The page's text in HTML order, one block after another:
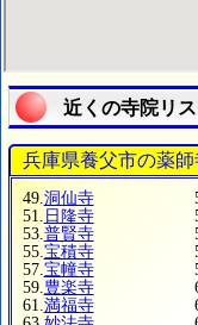
近くの寺院リス
兵庫県養父市の薬
49. 洞仙寺
51.
日隆寺
53. 普賢寺
55. 宝積寺
57. 宝幢寺
59. 豊楽寺
61. 満福寺